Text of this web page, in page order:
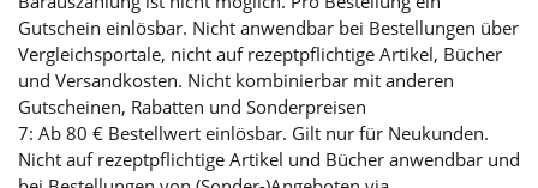
Gutschein einlösbar. Nicht anwendbar bei Bestellungen über
Vergleichsportale, nicht auf rezeptpflichtige Artikel, Bücher
und Versandkosten. Nicht kombinierbar mit anderen
Gutscheinen, Rabatten und Sonderpreisen
7: Ab 80 € Bestellwert einlösbar. Gilt nur für Neukunden.
Nicht auf rezeptpflichtige Artikel und Bücher anwendbar und